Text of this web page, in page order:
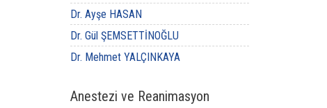
Dr. Ayşe HASAN
Dr. Gül ŞEMSETTİNOĞLU
Dr. Mehmet YALÇINKAYA
Anestezi ve Reanimasyon